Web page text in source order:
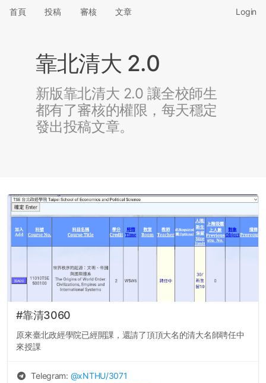
首頁 投稿 審核 文章 Login
靠北清大 2.0
新版靠北清大 2.0 讓全校師生
都有了審核的權限，每天穩定
發出投稿文章。
#靠清3060
原來臺北政經學院已經開課，還請了頂頂大名的清大名師聘任中
來授課
Telegram: @xNTHU/3071